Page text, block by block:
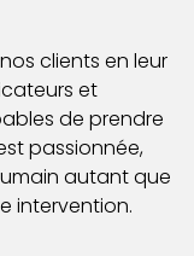
clients en leur
et
de prendre
passionnée,
autant que
intervention.